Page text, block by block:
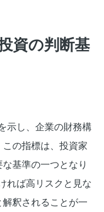
資の判断基
示し、企業の財務構
の指標は、投資家
基準の一つとなり
れば高リスクと見な
釈されることが一